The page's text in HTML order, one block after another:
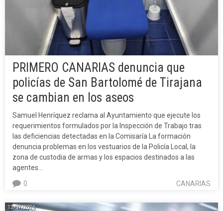
PRIMERO CANARIAS denuncia que
policías de San Bartolomé de Tirajana
se cambian en los aseos
Samuel Henríquez reclama al Ayuntamiento que ejecute los
requerimientos formulados por la Inspección de Trabajo tras
las deficiencias detectadas en la Comisaría La formación
denuncia problemas en los vestuarios de la Policía Local, la
zona de custodia de armas y los espacios destinados a las
agentes…
CANARIAS
0
13/07/2026